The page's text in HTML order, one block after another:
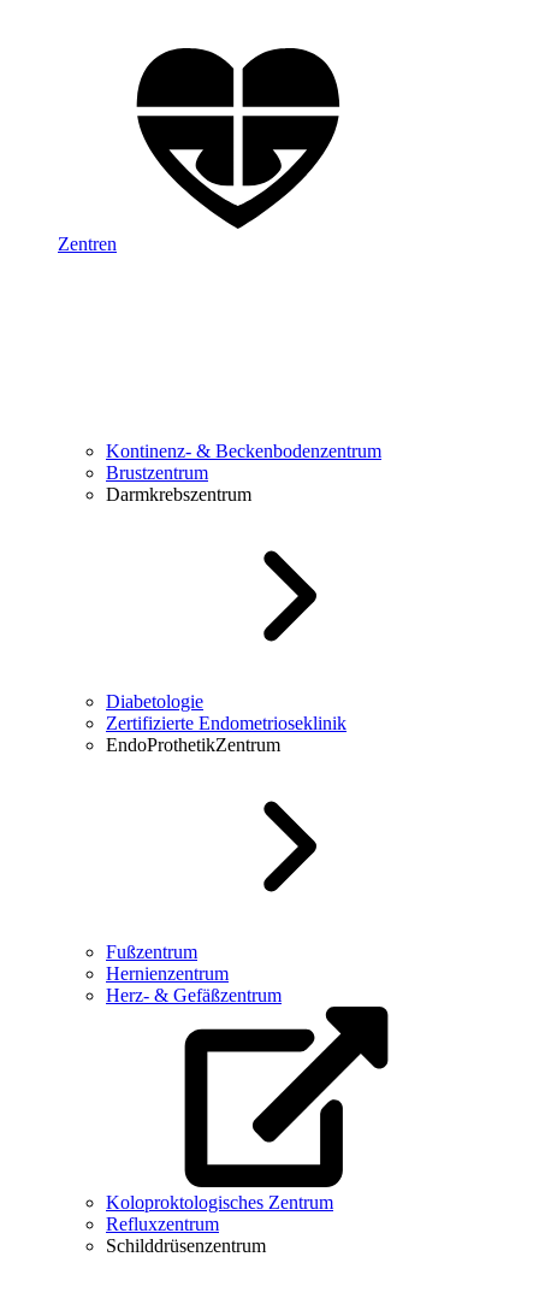
Zentren
Kontinenz- & Beckenbodenzentrum
Brustzentrum
Darmkrebszentrum
Diabetologie
Zertifizierte Endometrioseklinik
EndoProthetikZentrum
Fußzentrum
Hernienzentrum
Herz- & Gefäßzentrum
Koloproktologisches Zentrum
Refluxzentrum
Schilddrüsenzentrum